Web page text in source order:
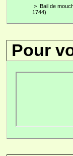
> Bail de
1744)
Pour